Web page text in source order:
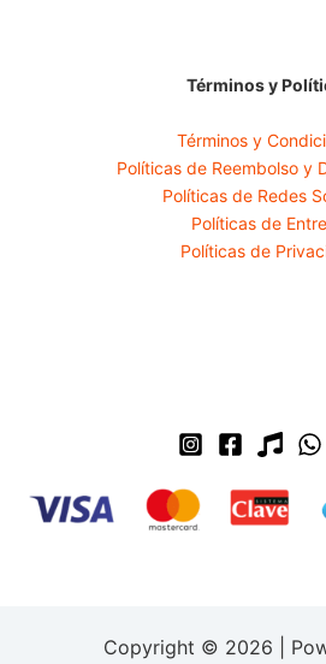
Términos y
Términos y
Políticas de Reembolso y
Políticas de Redes
Políticas de
Políticas de
Copyright © 2026 |